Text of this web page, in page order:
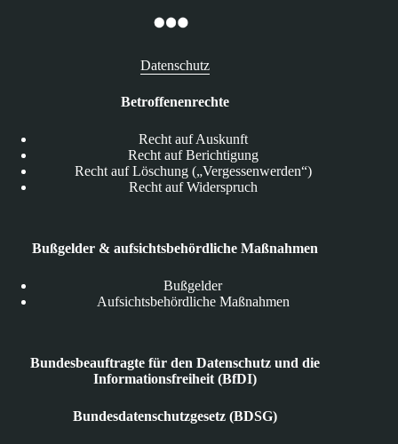
Datenschutz
Betroffenenrechte
Recht auf Auskunft
Recht auf Berichtigung
Recht auf Löschung („Vergessenwerden“)
Recht auf Widerspruch
Bußgelder & aufsichtsbehördliche Maßnahmen
Bußgelder
Aufsichtsbehördliche Maßnahmen
Bundesbeauftragte für den Datenschutz und die
Informationsfreiheit (BfDI)
Bundesdatenschutzgesetz (BDSG)